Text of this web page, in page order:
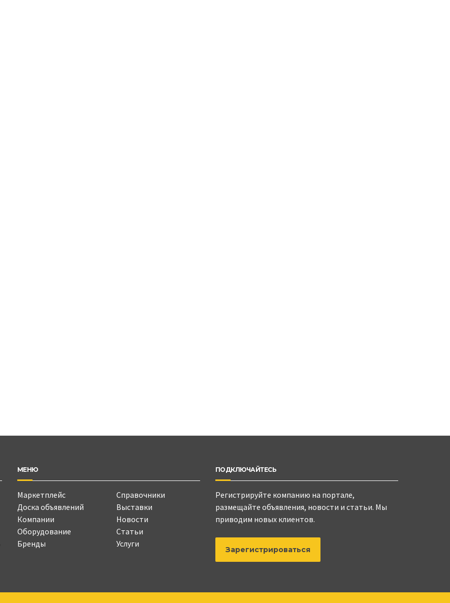
МЕНЮ
Маркетплейс
Доска объявлений
Компании
Оборудование
Бренды
Справочники
Выставки
Новости
Статьи
Услуги
ПОДКЛЮЧАЙТЕСЬ
Регистрируйте компанию на портале,
размещайте объявления, новости и статьи. Мы
приводим новых клиентов.
Зарегистрироваться